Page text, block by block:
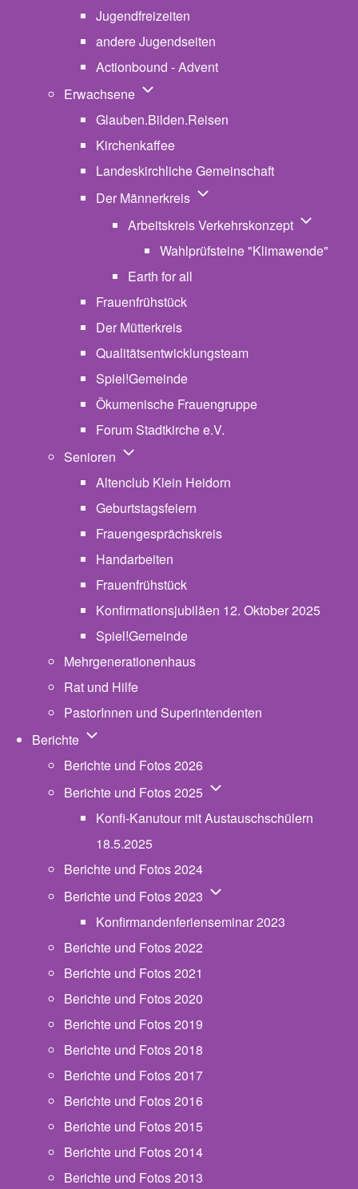
Jugendfreizeiten
andere Jugendseiten
Actionbound - Advent
Erwachsene Unternavigation von Erwachsene
Glauben.Bilden.Reisen
Kirchenkaffee
Landeskirchliche Gemeinschaft
Der Männerkreis Unternavigation von Der
Arbeitskreis Verkehrskonzept
Wahlprüfsteine "Klimawende"
Earth for all
Frauenfrühstück
Der Mütterkreis
Qualitätsentwicklungsteam
Spiel!Gemeinde
Ökumenische Frauengruppe
Forum Stadtkirche e.V.
Senioren Unternavigation von Senioren
Altenclub Klein Heidorn
Geburtstagsfeiern
Frauengesprächskreis
Handarbeiten
Frauenfrühstück
Konfirmationsjubiläen 12. Oktober 2025
Spiel!Gemeinde
Mehrgenerationenhaus
Rat und Hilfe
PastorInnen und Superintendenten
Berichte Unternavigation von Berichte
Berichte und Fotos 2026
Berichte und Fotos 2025 Unternavigation von
Konfi-Kanutour mit Austauschschülern
18.5.2025
Berichte und Fotos 2024
Berichte und Fotos 2023 Unternavigation von
Konfirmandenferienseminar 2023
Berichte und Fotos 2022
Berichte und Fotos 2021
Berichte und Fotos 2020
Berichte und Fotos 2019
Berichte und Fotos 2018
Berichte und Fotos 2017
Berichte und Fotos 2016
Berichte und Fotos 2015
Berichte und Fotos 2014
Berichte und Fotos 2013